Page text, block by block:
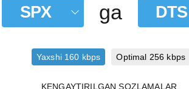
SPX ga DTS
Yaxshi 160 kbps Optimal 256 kbps
KENGAYTIRILGAN SOZLAMALAR